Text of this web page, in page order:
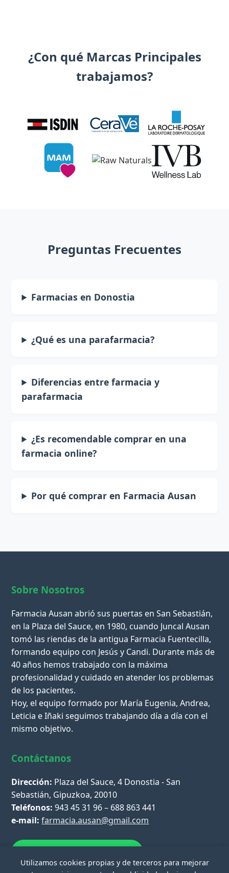
¿Con qué Marcas Principales
trabajamos?
Preguntas Frecuentes
Farmacias en Donostia
¿Qué es una parafarmacia?
Diferencias entre farmacia y
parafarmacia
¿Es recomendable comprar en una
farmacia online?
Por qué comprar en Farmacia Ausan
Sobre Nosotros
Farmacia Ausan abrió sus puertas en San Sebastián,
en la Plaza del Sauce, en 1980, cuando Juncal Ausan
tomó las riendas de la antigua Farmacia Fuentecilla,
formando equipo con Jesús y Candi. Durante más de
40 años hemos trabajado con la máxima
profesionalidad y cuidado en atender los problemas
de los pacientes.
Hoy, el equipo formado por María Eugenia, Andrea,
Leticia e Iñaki seguimos trabajando día a día con el
mismo objetivo.
Contáctanos
Dirección: Plaza del Sauce, 4 Donostia - San
Sebastián, Gipuzkoa, 20010
Teléfonos: 943 45 31 96 – 688 863 441
e-mail: farmacia.ausan@gmail.com
Utilizamos cookies propias y de terceros para mejorar